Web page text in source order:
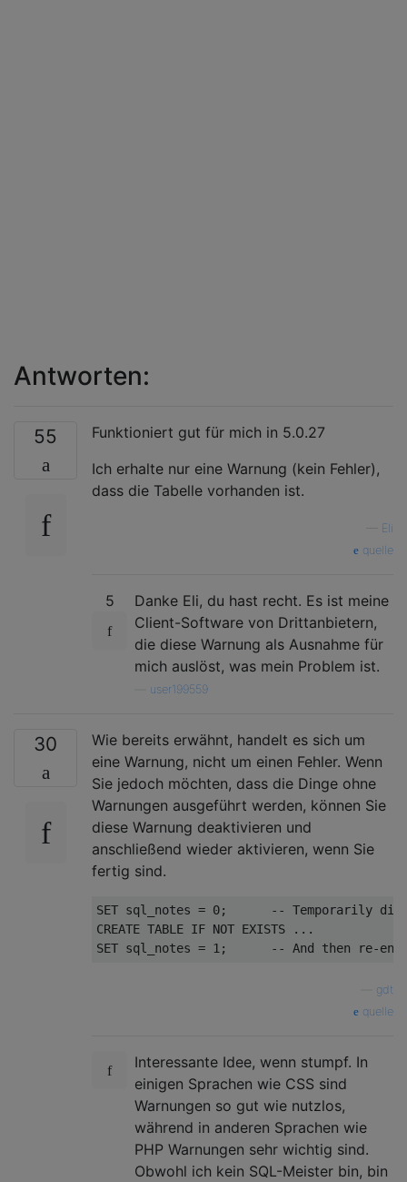
Antworten:
55
Funktioniert gut für mich in 5.0.27
Ich erhalte nur eine Warnung (kein Fehler),
dass die Tabelle vorhanden ist.
Eli
quelle
5
Danke Eli, du hast recht. Es ist meine
Client-Software von Drittanbietern,
die diese Warnung als Ausnahme für
mich auslöst, was mein Problem ist.
user199559
30
Wie bereits erwähnt, handelt es sich um
eine Warnung, nicht um einen Fehler. Wenn
Sie jedoch möchten, dass die Dinge ohne
Warnungen ausgeführt werden, können Sie
diese Warnung deaktivieren und
anschließend wieder aktivieren, wenn Sie
fertig sind.
SET sql_notes = 0;
-- Temporarily
CREATE TABLE IF NOT EXISTS
SET sql_notes = 1 ; -- And then re-
gdt
quelle
Interessante Idee, wenn stumpf. In
einigen Sprachen wie CSS sind
Warnungen so gut wie nutzlos,
während in anderen Sprachen wie
PHP Warnungen sehr wichtig sind.
Obwohl ich kein SQL-Meister bin, bin